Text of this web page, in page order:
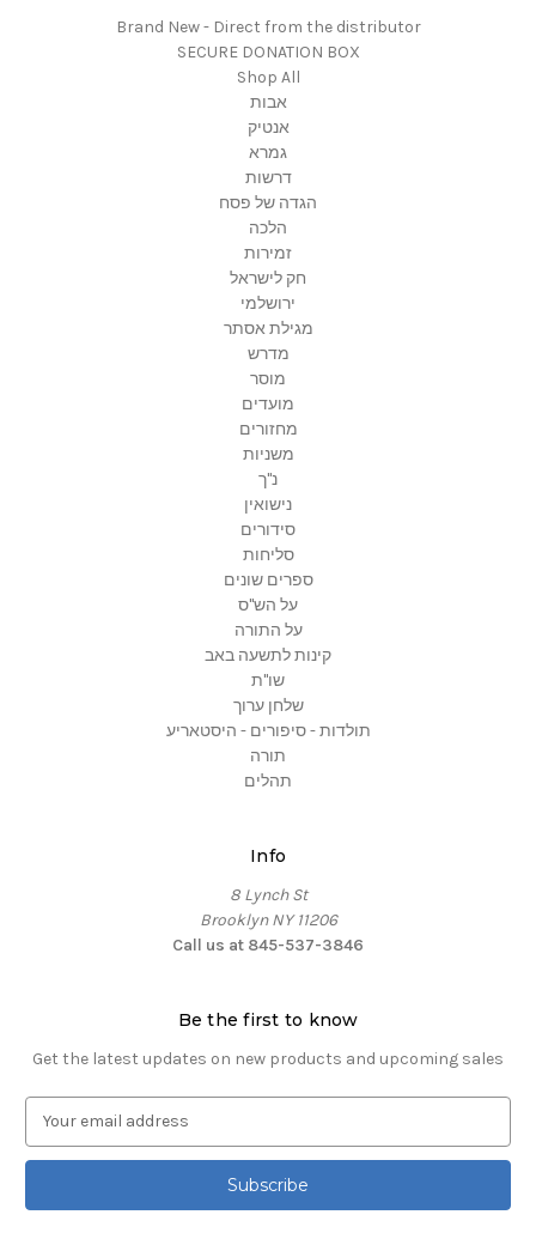
Brand New - Direct from the distributor
SECURE DONATION BOX
Shop All
אבות
אנטיק
גמרא
דרשות
הגדה של פסח
הלכה
זמירות
חק לישראל
ירושלמי
מגילת אסתר
מדרש
מוסר
מועדים
מחזורים
משניות
נ"ך
נישואין
סידורים
סליחות
ספרים שונים
על הש"ס
על התורה
קינות לתשעה באב
שו"ת
שלחן ערוך
תולדות - סיפורים - היסטאריע
תורה
תהלים
Info
8 Lynch St
Brooklyn NY 11206
Call us at 845-537-3846
Be the first to know
Get the latest updates on new products and upcoming sales
a
l